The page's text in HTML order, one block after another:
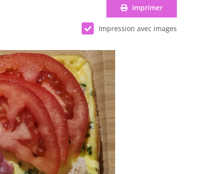
Imprimer
Impression avec images